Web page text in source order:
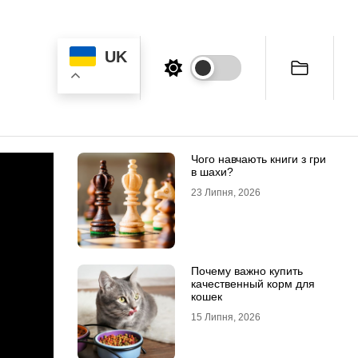
UK
Чого навчають книги з гри
в шахи?
23 Липня, 2026
Почему важно купить
качественный корм для
кошек
15 Липня, 2026